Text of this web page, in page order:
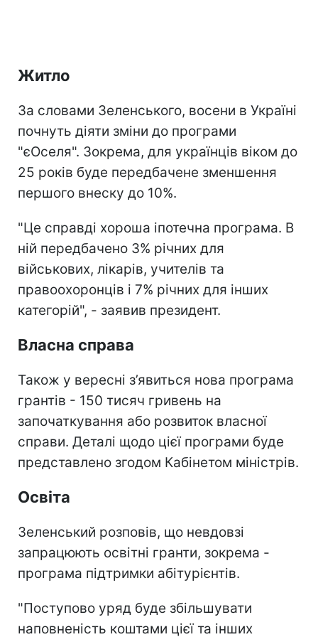
Житло
За словами Зеленського, восени в Україні
почнуть діяти зміни до програми
"єОселя". Зокрема, для українців віком до
25 років буде передбачене зменшення
першого внеску до 10%.
"Це справді хороша іпотечна програма. В
ній передбачено 3% річних для
військових, лікарів, учителів та
правоохоронців і 7% річних для інших
категорій", - заявив президент.
Власна справа
Також у вересні з’явиться нова програма
грантів - 150 тисяч гривень на
започаткування або розвиток власної
справи. Деталі щодо цієї програми буде
представлено згодом Кабінетом міністрів.
Освіта
Зеленський розповів, що невдовзі
запрацюють освітні гранти, зокрема -
програма підтримки абітурієнтів.
"Поступово уряд буде збільшувати
наповненість коштами цієї та інших